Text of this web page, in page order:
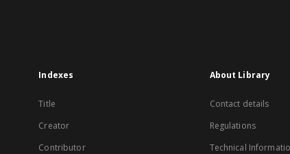
Indexes
Title
Creator
Contributor
About Library
Contact details
Regulations
Technical